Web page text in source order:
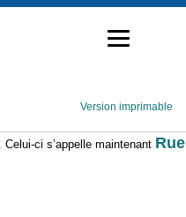
Version imprimable
ci s’appelle maintenant Rue